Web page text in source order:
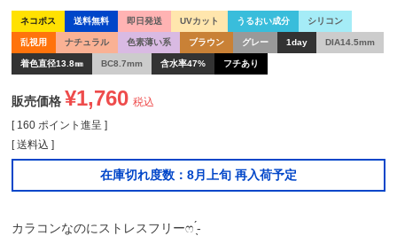
ネコポス 送料無料 即日発送 UVカット うるおい成分 シリコン
乱視用 ナチュラル 色素薄い系 ブラウン グレー 1day DIA14.5mm
着色直径13.8㎜ BC8.7mm 含水率47% フチあり
販売価格 ¥1,760 税込
[ 160 ポイント進呈 ]
送料込
在庫切れ度数：8月上旬 再入荷予定
カラコンなのにストレスフリーෆ ̖́-